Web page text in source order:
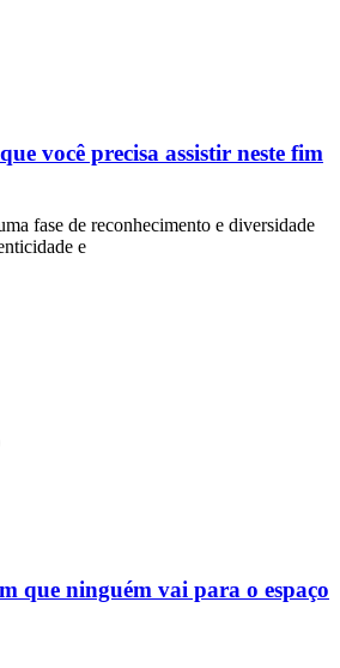
você precisa assistir neste fim
fase de reconhecimento e diversidade
e
que ninguém vai para o espaço